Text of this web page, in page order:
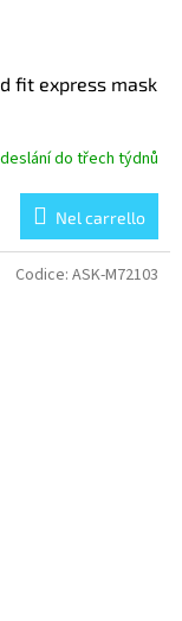
fit express mask
do třech týdnů
Nel carrello
Codice: ASK-M72103